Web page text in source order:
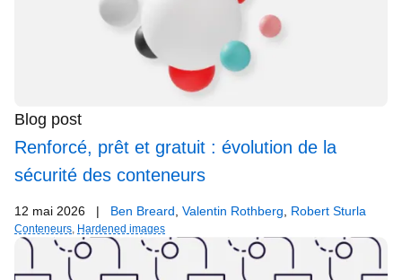
Blog post
Renforcé, prêt et gratuit : évolution de la
sécurité des conteneurs
12 mai 2026 | Ben Breard Valentin Rothberg Robert Sturla
Conteneurs, Hardened images